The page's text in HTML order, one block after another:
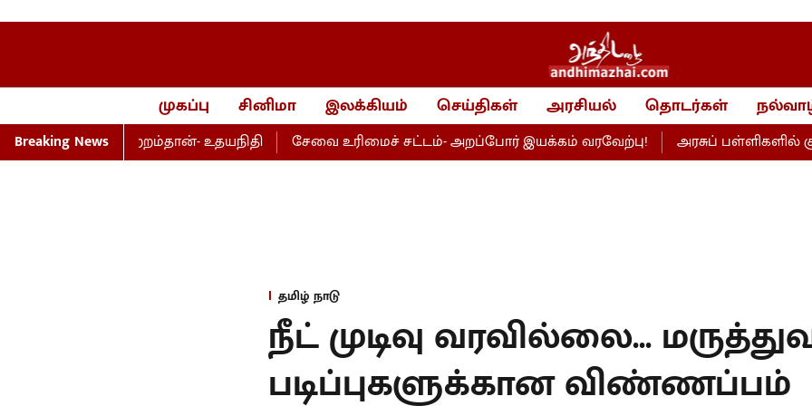
முகப்பு சினிமா இலக்கியம் செய்திகள் அரசியல் தொடர்கள்
Breaking News உதயநிதி சேவை உரிமைச் சட்டம்- அறப்போர் இயக்கம் வரவேற்பு! அரசுப் பள்ளிகளில் சூப்பர்
தமிழ் நாடு
நீட் முடிவு வரவில்லை...
படிப்புகளுக்கான விண்ணப்பம்